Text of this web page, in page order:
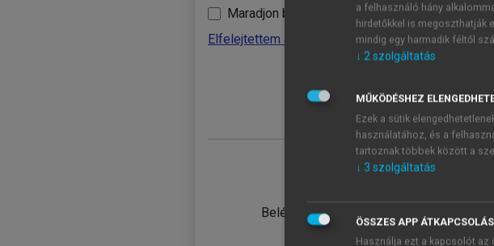
Maradjon belépve
Elfelejtettem a jelszavamat
Belépés intézményi azonosítóval
a felhasználó hány
hirdetőkkel is megoszthatják
mindig egy harmadik féltől
↓ 2szolgáltatás
MŰKÖDÉSHEZ
Ezek a sütik
használatához, és a
tartoznak többek között a
↓ 3 szolgáltatás
ÖSSZES APP
Használja ezt a kapcsolót